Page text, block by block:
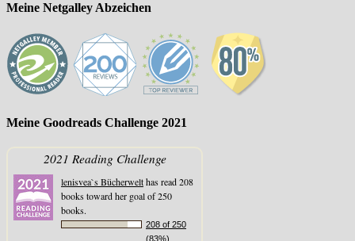
Meine Netgalley Abzeichen
Meine Goodreads Challenge 2021
2021 Reading Challenge
lenisvea`s Bücherwelthas read 208
books toward her goal of 250
books.
208 of 250
(83%)